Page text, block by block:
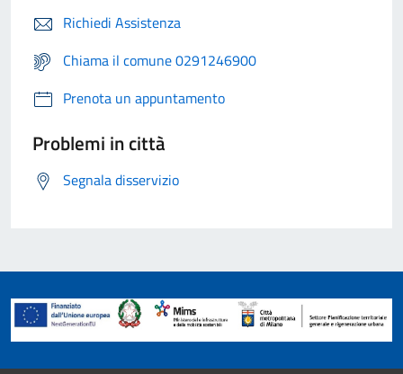
Richiedi Assistenza
Chiama il comune 0291246900
Prenota un appuntamento
Problemi in città
Segnala disservizio